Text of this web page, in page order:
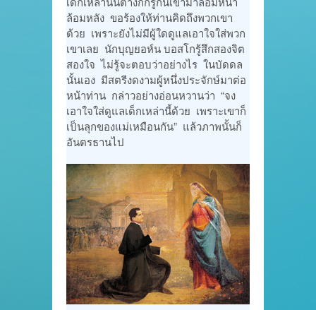
ล้อมหลัง ขอร้องให้ท่านคิดถึงพวกเขา
ด้วย เพราะยังไม่มีผู้ใดดูแลเอาใจใส่พวก
เขาเลย นักบุญยอห์น บอสโกรู้สึกสองจิต
สองใจ ไม่รู้จะตอบว่าอย่างไร ในบัดดล
นั้นเอง มีสตรีงดงามผู้หนึ่งประจักษ์มาต่อ
หน้าท่าน กล่าวอย่างอ่อนหวานว่า “จง
เอาใจใส่ดูแลเด็กเหล่านี้ด้วย เพราะเขาก็
เป็นลุกของแม่เหมือนกัน” แล้วภาพนั้นก็
อันตรธานไป